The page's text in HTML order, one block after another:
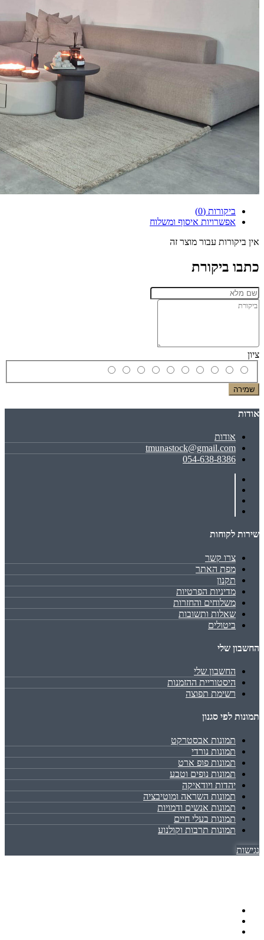
ביקורות (0)
אפשרויות איסוף ומשלוח
אין ביקורות עבור מוצר זה
כתבו ביקורת
ציון
שמירה
אודות
אודות
tmunastock@gmail.com
054-638-8386
שירות לקוחות
צרו קשר
מפת האתר
תקנון
מדיניות הפרטיות
משלוחים והחזרות
שאלות ותשובות
ביטולים
החשבון שלי
החשבון שלי
היסטוריית ההזמנות
רשימת תפוצה
תמונות לפי סגנון
תמונות אבסטרקט
תמונות נורדי
תמונות פופ ארט
תמונות נופים וטבע
יהדות ויודאיקה
תמונות השראה ומוטיבציה
תמונות אנשים ודמויות
תמונות בעלי חיים
תמונות תרבות וקולנוע
נגישות